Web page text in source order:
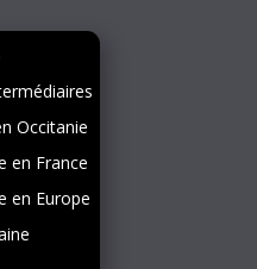
Occitanie
en France
en Europe